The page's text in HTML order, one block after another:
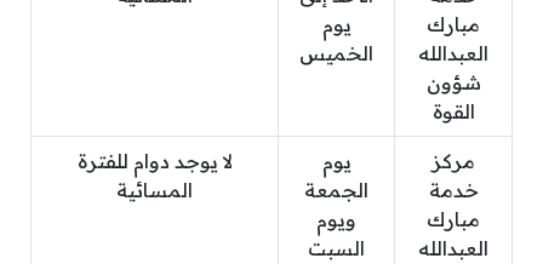
مبارك
العبدالله
شؤون
القوة
يوم
الخميس
مركز
خدمة
مبارك
العبدالله
يوم
الجمعة
ويوم
السبت
لا يوجد دوام للفترة
المسائية